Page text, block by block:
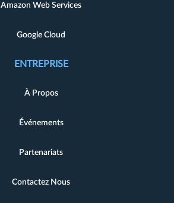
Amazon Web Services
Google Cloud
ENTREPRISE
À Propos
Événements
Partenariats
Contactez Nous